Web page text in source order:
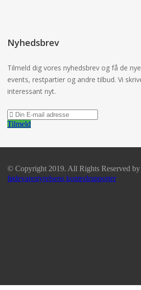
Nyhedsbrev
Tilmeld dig vores nyhedsbrev og få de
events, restpartier og andre tilbud. Vi
interessant nyt.
Tilmeld
© Copyright 2019. All Rights
fødevarestyrelsens kontrolrapporter